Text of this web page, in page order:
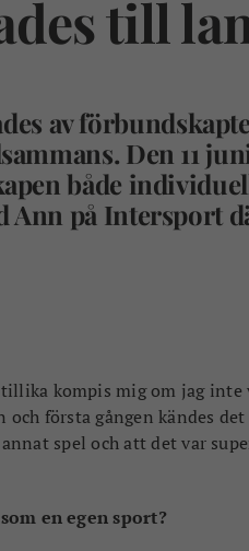
till
av
Den 11
både
Ann på Intersport
kompis mig om jag
första gången kändes
spel och att det var
en egen sport?